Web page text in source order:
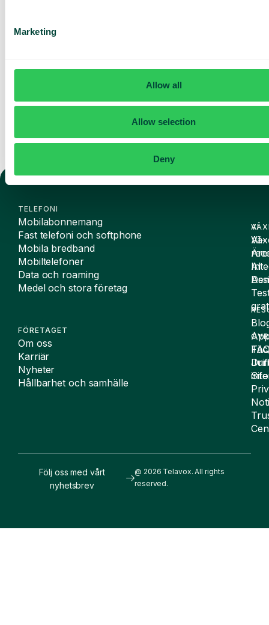
Marketing
Allow all
Allow selection
Deny
Skicka
TELEFONI
Mobilabonnemang
Fast telefoni och softphone
Mobila bredband
Mobiltelefoner
Data och roaming
Medel och stora företag
FÖRETAGET
Om oss
Karriär
Nyheter
Hållbarhet och samhälle
AI
AI-
AI
@ 2026 Telavox. All rights
reserved.
Följ oss med vårt
nyhetsbrev